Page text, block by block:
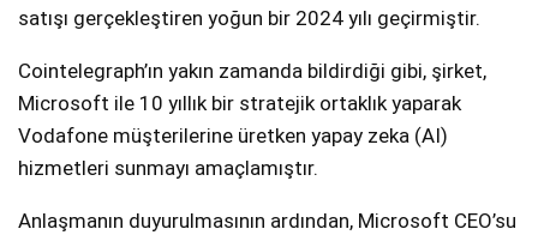
satışı gerçekleştiren yoğun bir 2024 yılı geçirmiştir.
Cointelegraph’ın yakın zamanda bildirdiği gibi, şirket,
Microsoft ile 10 yıllık bir stratejik ortaklık yaparak
Vodafone müşterilerine üretken yapay zeka (AI)
hizmetleri sunmayı amaçlamıştır.
Anlaşmanın duyurulmasının ardından, Microsoft CEO’su